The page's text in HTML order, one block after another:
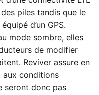
piles tandis que le
d’un GPS.
mode sombre, elles
de modifier
Reviver assure en
aux conditions
seront donc pas